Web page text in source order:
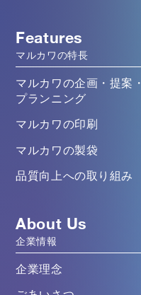
Features
マルカワの特長
マルカワの企画・提案・
プランニング
マルカワの印刷
マルカワの製袋
品質向上への取り組み
About Us
企業情報
企業理念